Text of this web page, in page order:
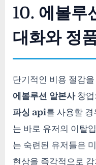
10. 에볼루
대화와 정
단기적인 비용 절감을
에볼루션 알본사창업
파싱 api를 사용할
는 바로 유저의 이탈
는 숙련된 유저들은
현상을 즉각적으로